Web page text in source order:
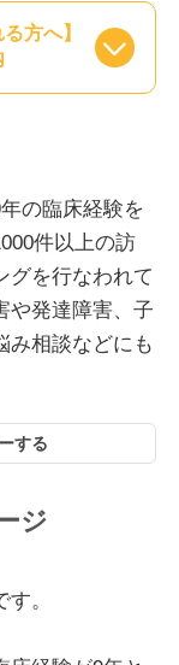
方へ】
の臨床経験を
件以上の訪
グを行なわれて
や発達障害、子
み相談などにも
する
ジ
。